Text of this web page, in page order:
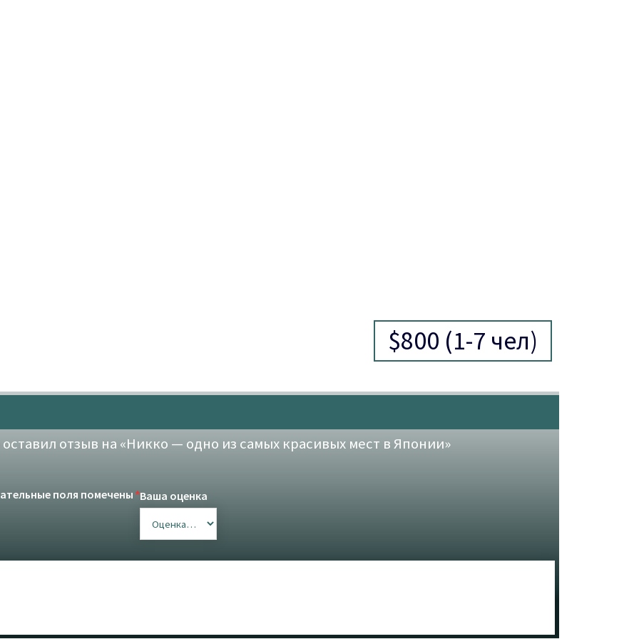
$800 (1-7 чел)
отзыв на «Никко — одно из самых красивых мест в Японии»
поля помечены *Ваша оценка